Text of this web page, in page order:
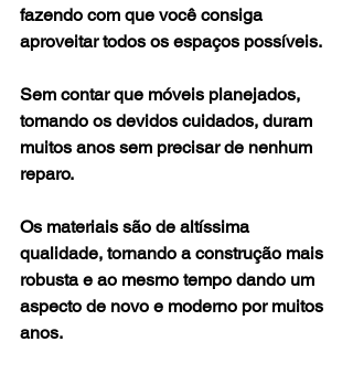
fazendo com que você consiga
aproveitar todos os espaços possíveis.
Sem contar que móveis planejados,
tomando os devidos cuidados, duram
muitos anos sem precisar de nenhum
reparo.
Os materiais são de altíssima
qualidade, tornando a construção mais
robusta e ao mesmo tempo dando um
aspecto de novo e moderno por muitos
anos.